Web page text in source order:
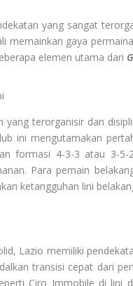
yang sangat
memainkan gaya
elemen utama dari
terorganisir dan
ini mengutamakan
formasi 4-3-3 atau 3-
Para pemain
ketangguhan lini
Lazio memiliki
transisi cepat dari
Ciro Immobile di lini